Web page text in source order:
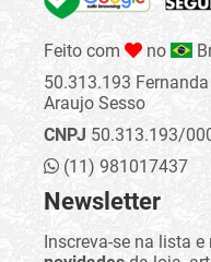
Feito com no
50.313.193
Araujo Sesso
CNPJ 50.313.193/
(11) 981017437
Newsletter
Inscreva-se na lista e